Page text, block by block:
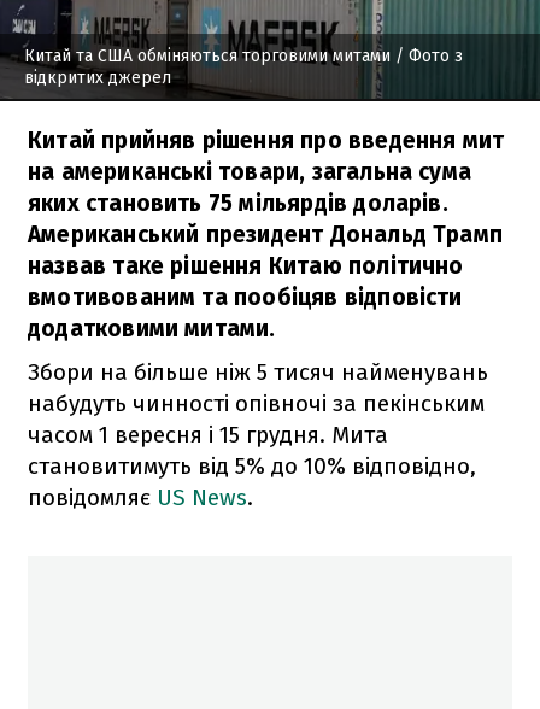
Китай та США обміняються торговими митами / Фото з
відкритих джерел
Китай прийняв рішення про введення мит
на американські товари, загальна сума
яких становить 75 мільярдів доларів.
Американський президент Дональд Трамп
назвав таке рішення Китаю політично
вмотивованим та пообіцяв відповісти
додатковими митами.
Збори на більше ніж 5 тисяч найменувань
набудуть чинності опівночі за пекінським
часом 1 вересня і 15 грудня. Мита
становитимуть від 5% до 10% відповідно,
повідомляє US News.